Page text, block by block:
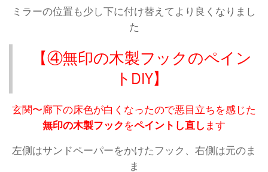
ミラーの位置も少し下に付け替えてより良くなりまし
た
【④無印の木製フックのペイン
トDIY】
玄関〜廊下の床色が白くなったので悪目立ちを感じた
無印の木製フック をペイントし直し ます
左側はサンドペーパーをかけたフック、右側は元のま
ま